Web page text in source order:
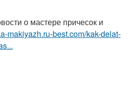
о мастере причесок и
makiyazh.ru-best.com/kak-delat-